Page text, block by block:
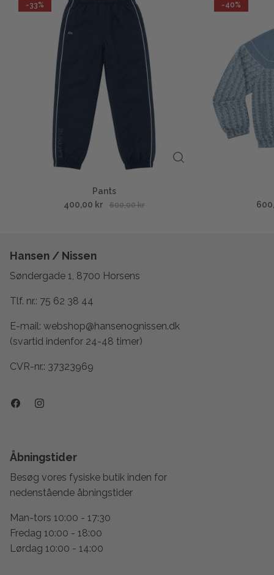
-33%
Pants
400,00 kr
600,00 kr
-40%
Hansen / Nissen
Søndergade 1, 8700 Horsens
Tlf. nr.: 75 62 38 44
E-mail: webshop@hansenognissen.dk
(svartid indenfor 24-48 timer)
CVR-nr.: 37323969
Åbningstider
Besøg vores fysiske butik inden for
nedenstående åbningstider
Man-tors 10:00 - 17:30
Fredag 10:00 - 18:00
Lørdag 10:00 - 14:00